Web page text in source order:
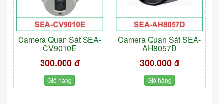
Camera Quan Sát SEA-
CV9010E
300.000 đ
Giỏ hàng
Camera Quan Sát SEA-
AH8057D
300.000 đ
Giỏ hàng